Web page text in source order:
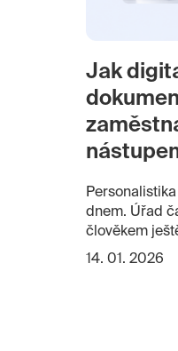
Jak
dnem. Úřad
člověkem
pracovní
14. 01. 2026